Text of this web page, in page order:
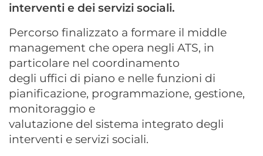
interventi e dei servizi sociali.
Percorso finalizzato a formare il middle
management che opera negli ATS, in
particolare nel coordinamento
degli uffici di piano e nelle funzioni di
pianificazione, programmazione, gestione,
monitoraggio e
valutazione del sistema integrato degli
interventi e servizi sociali.